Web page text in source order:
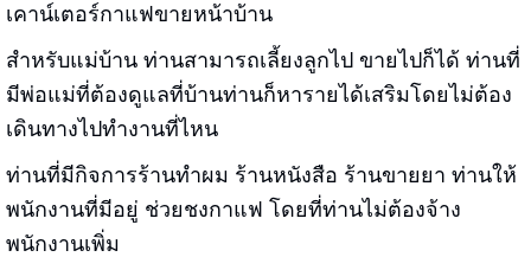
เคาน์เตอร์กาแฟขายหน้าบ้าน
สำหรับแม่บ้าน ท่านสามารถเลี้ยงลูกไป ขายไปก็ได้ ท่านที่
มีพ่อแม่ที่ต้องดูแลที่บ้านท่านก็หารายได้เสริมโดยไม่ต้อง
เดินทางไปทำงานที่ไหน
ท่านที่มีกิจการร้านทำผม ร้านหนังสือ ร้านขายยา ท่านให้
พนักงานที่มีอยู่ ช่วยชงกาแฟ โดยที่ท่านไม่ต้องจ้าง
พนักงานเพิ่ม